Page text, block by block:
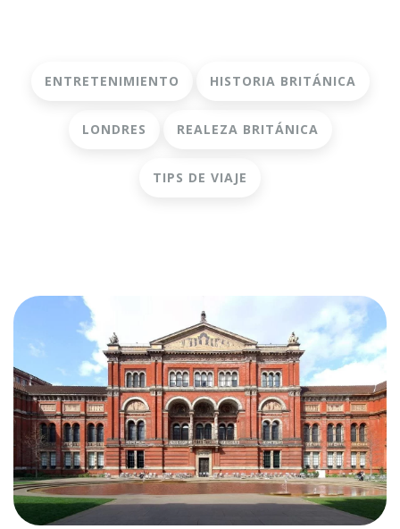
ENTRETENIMIENTO HISTORIA BRITÁNICA
LONDRES REALEZA BRITÁNICA
TIPS DE VIAJE